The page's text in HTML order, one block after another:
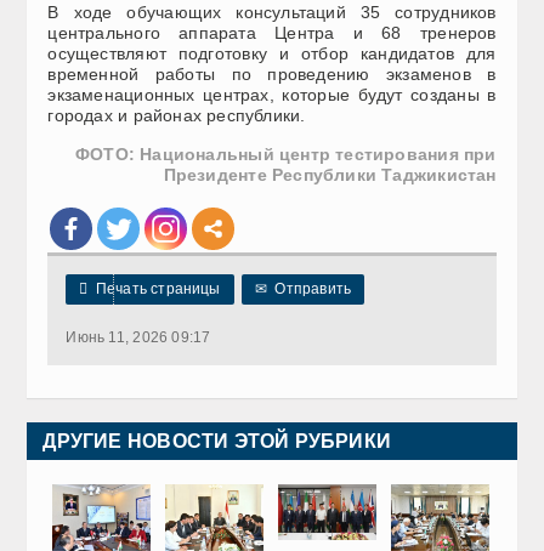
В ходе обучающих консультаций 35 сотрудников
центрального аппарата Центра и 68 тренеров
осуществляют подготовку и отбор кандидатов для
временной работы по проведению экзаменов в
экзаменационных центрах, которые будут созданы в
городах и районах республики.
ФОТО: Национальный центр тестирования при
Президенте Республики Таджикистан
 Печать страницы ✉ Отправить
Июнь 11, 2026 09:17
ДРУГИЕ НОВОСТИ ЭТОЙ РУБРИКИ